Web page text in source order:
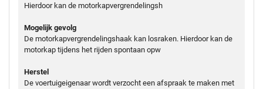
Hierdoor kan de motorkapvergrendelingsh
Mogelijk gevolg
De motorkapvergrendelingshaak kan losraken. Hierdoor kan de
motorkap tijdens het rijden spontaan opw
Herstel
De voertuigeigenaar wordt verzocht een afspraak te maken met